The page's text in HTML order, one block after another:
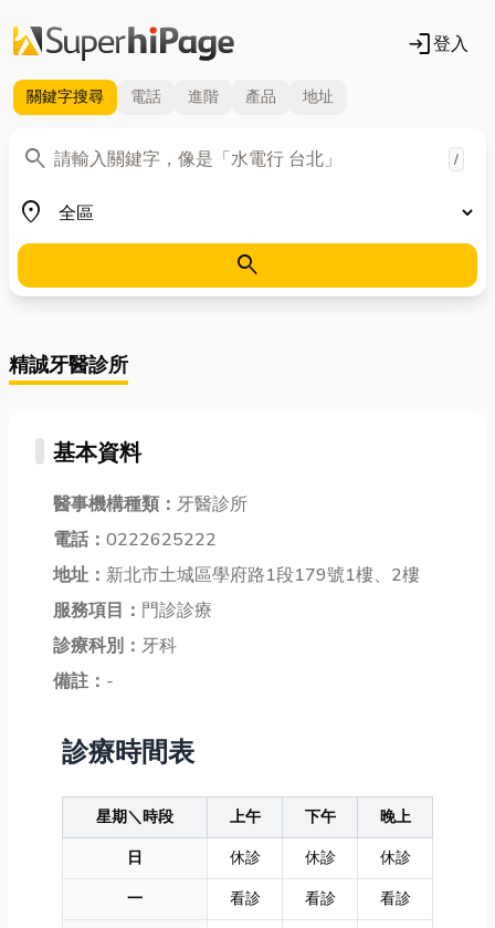
login登入
關鍵字搜尋 電話 進階 產品 地址
search
關鍵字 /
place
地區
search
精誠牙醫診所
基本資料
醫事機構種類： 牙醫診所
電話： 0222625222
地址： 新北市土城區學府路1段179號1樓、2樓
服務項目： 門診診療
診療科別： 牙科
備註： -
診療時間表
星期＼時段 上午 下午
晚上
日
休診 休診
休診
一
看診 看診
看診